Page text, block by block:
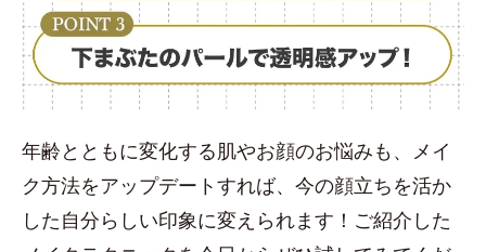
年齢とともに変化する肌やお顔のお悩みも、メイ
ク方法をアップデートすれば、今の顔立ちを活か
した自分らしい印象に変えられます！ご紹介した